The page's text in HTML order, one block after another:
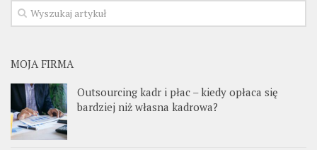
MOJA FIRMA
Outsourcing kadr i płac – kiedy opłaca się
bardziej niż własna kadrowa?